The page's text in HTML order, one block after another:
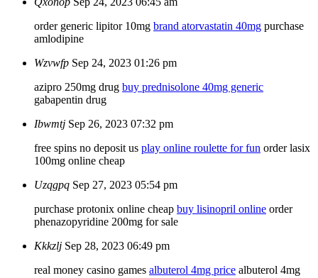
order generic lipitor 10mg brand atorvastatin 40mg purchase
amlodipine
Wzvwfp Sep 24, 2023 01:26 pm
azipro 250mg drug buy prednisolone 40mg generic
gabapentin drug
Ibwmtj Sep 26, 2023 07:32 pm
free spins no deposit us play online roulette for fun order lasix
100mg online cheap
Uzqgpq Sep 27, 2023 05:54 pm
purchase protonix online cheap buy lisinopril online order
phenazopyridine 200mg for sale
Kkkzlj Sep 28, 2023 06:49 pm
real money casino games albuterol 4mg price albuterol 4mg